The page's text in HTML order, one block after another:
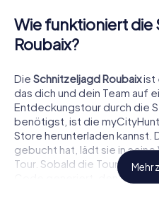
Wie funktioniert die
Roubaix?
Die Schnitzeljagd Roubaixist
das dich und dein Team auf
Entdeckungstour durch die
benötigst, ist die
Store herunterladen kannst.
gebucht hat, lädt sie in
Tour. Sobald die Tour
Code generiert, den die
Mehr